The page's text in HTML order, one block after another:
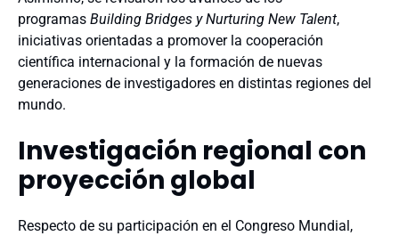
programas Building Bridges y Nurturing New Talent,
iniciativas orientadas a promover la cooperación
científica internacional y la formación de nuevas
generaciones de investigadores en distintas regiones del
mundo.
Investigación regional con
proyección global
Respecto de su participación en el Congreso Mundial,